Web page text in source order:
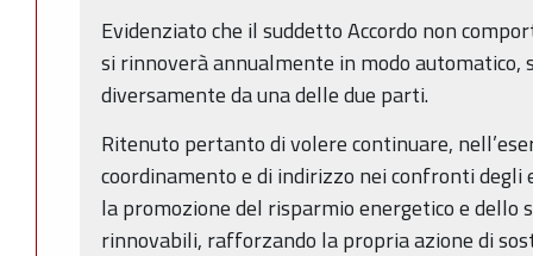
Evidenziato che il suddetto Accordo non
si rinnoverà annualmente in modo automatico,
diversamente da una delle due parti.
Ritenuto pertanto di volere continuare,
coordinamento e di indirizzo nei confronti
la promozione del risparmio energetico e dello
rinnovabili, rafforzando la propria azione di